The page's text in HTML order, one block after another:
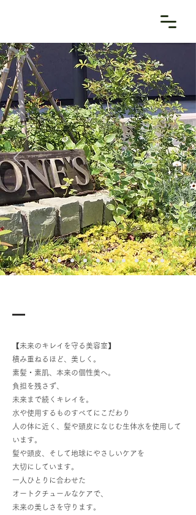
【未来のキレイを守る美容室】
積み重ねるほど、美しく。
素髪・素肌、本来の個性美へ。
負担を残さず、
未来まで続くキレイを。
水や使用するものすべてにこだわり
人の体に近く、髪や頭皮になじむ生体水を使用して
います。
髪や頭皮、そして地球にやさしいケアを
大切にしています。
一人ひとりに合わせた
オートクチュールなケアで、
未来の美しさを守ります。